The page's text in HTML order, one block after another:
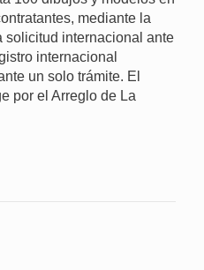
mediante la
solicitud internacional ante
internacional
un solo trámite. El
por el Arreglo de La